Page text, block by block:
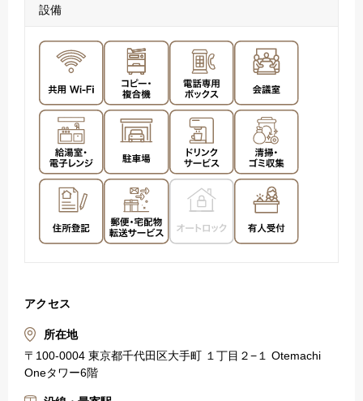
設備
アクセス
所在地
〒100-0004 東京都千代田区大手町 １丁目２−１ Otemachi
Oneタワー6階